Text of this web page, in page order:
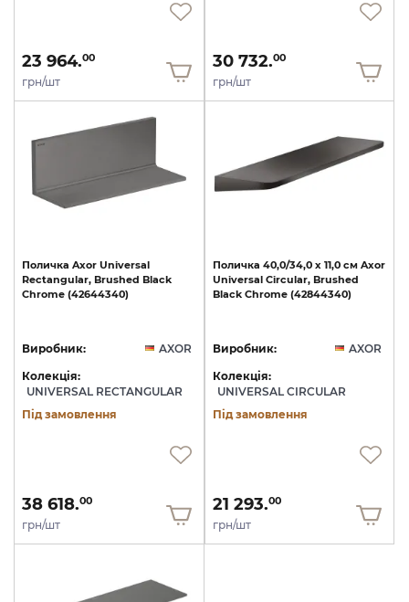
23 964.00
грн/шт
30 732.00
грн/шт
Поличка Axor Universal
Rectangular, Brushed Black
Chrome (42644340)
Виробник:
AXOR
Колекція:
UNIVERSAL RECTANGULAR
Під замовлення
38 618.00
грн/шт
Поличка 40,0/34,0 х 11,0 см Axor
Universal Circular, Brushed
Black Chrome (42844340)
Виробник:
AXOR
Колекція:
UNIVERSAL CIRCULAR
Під замовлення
21 293.00
грн/шт